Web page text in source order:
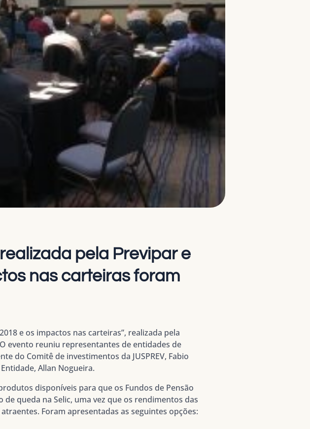
pela Previpar e
nas carteiras foram
e os impactos nas carteiras”, realizada pela
evento reuniu representantes de entidades de
do Comitê de investimentos da JUSPREV, Fabio
Allan Nogueira.
disponíveis para que os Fundos de Pensão
queda na Selic, uma vez que os rendimentos das
Foram apresentadas as seguintes opções: